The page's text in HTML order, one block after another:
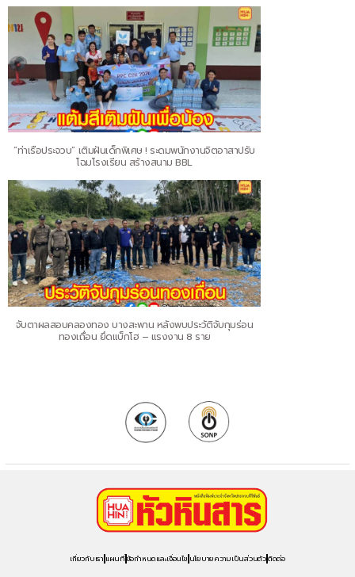
“ท่าเรือประจวบ” เติมฝันเด็กพิเศษ ! ระดมพนักงานจิตอาสาปรับ
โฉมโรงเรียน สร้างสนาม BBL
จับตาผลสอบคลองทอง บางสะพาน หลังพบประวัติจับกุมร่อน
ทองเถื่อน ยึดแบ็กโฮ – แรงงาน 8 ราย
เกี่ยวกับเรา แผนที่ ข้อกำหนดและเงื่อนไข นโยบายความเป็นส่วนตัวติดต่อ